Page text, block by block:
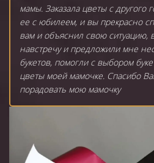
мамы. Заказала цветы с другого
ее с юбилеем, и вы прекрасно
вам и объяснил свою ситуацию,
навстречу и предложили мне
букетов, помогли с выбором
цветы моей мамочке. Спасибо
порадовать мою мамочку